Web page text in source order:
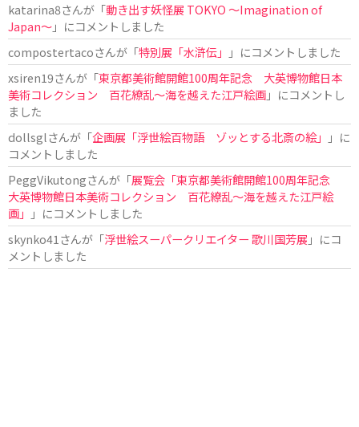
katarina8さんが「動き出す妖怪展 TOKYO 〜Imagination of
Japan〜」にコメントしました
compostertacoさんが「特別展「水滸伝」
」にコメントしました
xsiren19さんが「東京都美術館開館100周年記念 大英博物館日本
美術コレクション 百花繚乱～海を越えた江戸絵画」にコメントし
ました
dollsglさんが「企画展「浮世絵百物語 ゾッとする北斎の絵」
」に
コメントしました
PeggVikutongさんが「展覧会「東京都美術館開館100周年記念
大英博物館日本美術コレクション 百花繚乱〜海を越えた江戸絵
画」
」にコメントしました
skynko41 さんが「浮世絵スーパークリエイター 歌川国芳展 」にコ
メントしました